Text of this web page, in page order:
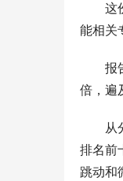
这份
能相关
报告
倍，遍
从分
排名前
跳动和